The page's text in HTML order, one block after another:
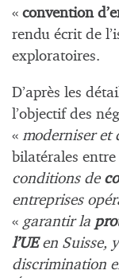
« convention
rendu écrit de
exploratoires.
D’après les
l’objectif des
« moderniser et
bilatérales entre
conditions de
entreprises
« garantir la
l’UEen Suisse,
discrimination